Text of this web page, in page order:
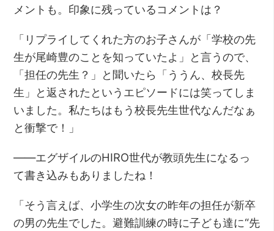
メントも。印象に残っているコメントは？
「リプライしてくれた方のお子さんが「学校の先
生が尾崎豊のことを知っていたよ」と言うので、
「担任の先生？」と聞いたら「ううん、校長先
生」と返されたというエピソードには笑ってしま
いました。私たちはもう校長先生世代なんだなぁ
と衝撃で！」
――エグザイルのHIRO世代が教頭先生になるっ
て書き込みもありましたね！
「そう言えば、小学生の次女の昨年の担任が新卒
の男の先生でした。避難訓練の時に子ども達に“先